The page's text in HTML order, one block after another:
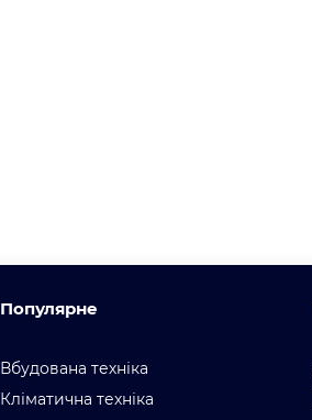
Популярне
Вбудована техніка
Кліматична техніка